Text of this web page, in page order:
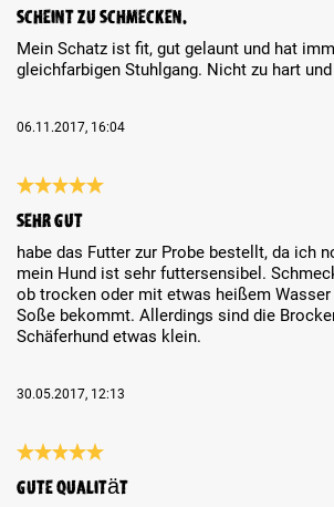
Scheint zu Schmecken.
Mein Schatz ist fit, gut gelaunt und hat
gleichfarbigen Stuhlgang. Nicht zu hart
06.11.2017, 16:04
sehr gut
habe das Futter zur Probe bestellt, da ich
mein Hund ist sehr futtersensibel.
ob trocken oder mit etwas heißem
Soße bekommt. Allerdings sind die
Schäferhund etwas klein.
30.05.2017, 12:13
Gute Qualität